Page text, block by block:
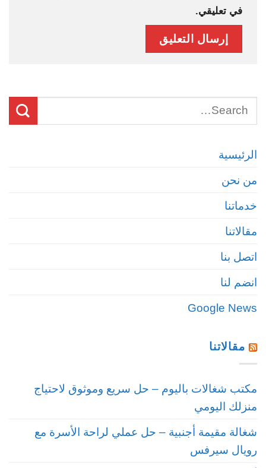
الرئيسية
من نحن
خدماتنا
مقالاتنا
اتصل بنا
انضم لنا
Google News
مقالاتنا
مكتب شغالات باليوم – حل سريع وموثوق لاحتياج
منزلك اليومي
شغالة مقيمة أجنبية – حل عملي لراحة الأسرة مع
رويال سيرفس
في تعليقي.